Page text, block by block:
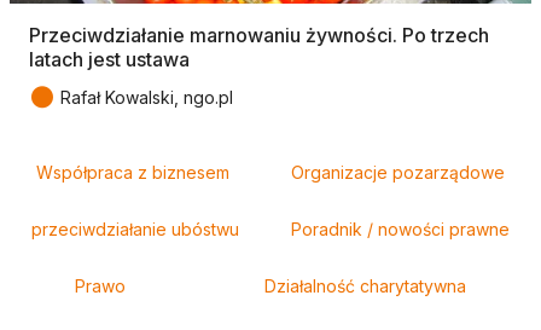
Przeciwdziałanie marnowaniu żywności. Po trzech
latach jest ustawa
● Rafał Kowalski, ngo.pl
Współpraca z biznesem Organizacje pozarządowe
przeciwdziałanie ubóstwu Poradnik / nowości prawne
Prawo Działalność charytatywna